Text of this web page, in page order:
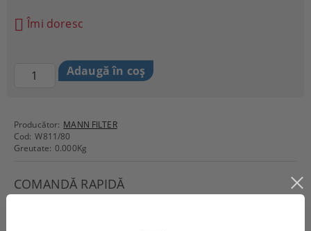
Producător: MANN FILTER
Cod: W811/80
Greutate: 0.000Kg
COMANDĂ RAPIDĂ
Îmi doresc